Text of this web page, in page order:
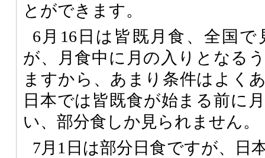
とができます。
6月16日は皆既月食、全国
が、月食中に月の入りとなる
ますから、あまり条件はよく
日本では皆既食が始まる前に
い、部分食しか見られません。
7月1日は部分日食ですが、日